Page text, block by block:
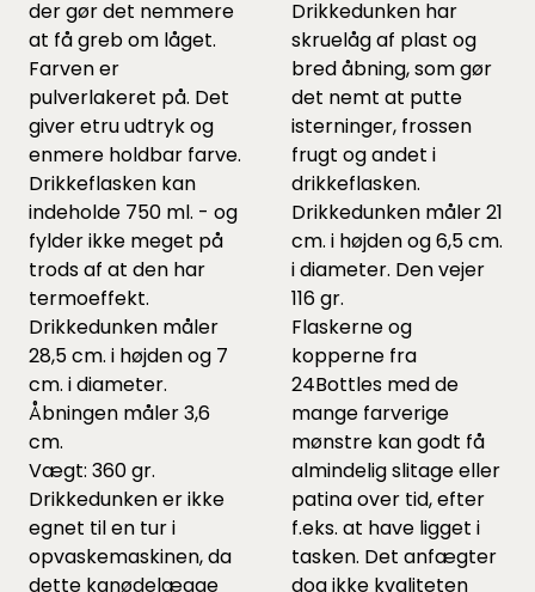
der gør det nemmere
at få greb om låget.
Farven er
pulverlakeret på. Det
giver etru udtryk og
enmere holdbar farve.
Drikkeflasken kan
indeholde 750 ml. - og
fylder ikke meget på
trods af at den har
termoeffekt.
Drikkedunken måler
28,5 cm. i højden og 7
cm. i diameter.
Åbningen måler 3,6
cm.
Vægt: 360 gr.
Drikkedunken er ikke
egnet til en tur i
opvaskemaskinen, da
dette kanødelægge
Drikkedunken har
skruelåg af plast og
bred åbning, som gør
det nemt at putte
isterninger, frossen
frugt og andet i
drikkeflasken.
Drikkedunken måler 21
cm. i højden og 6,5 cm.
i diameter. Den vejer
116 gr.
Flaskerne og
kopperne fra
24Bottles med de
mange farverige
mønstre kan godt få
almindelig slitage eller
patina over tid, efter
f.eks. at have ligget i
tasken. Det anfægter
dog ikke kvaliteten